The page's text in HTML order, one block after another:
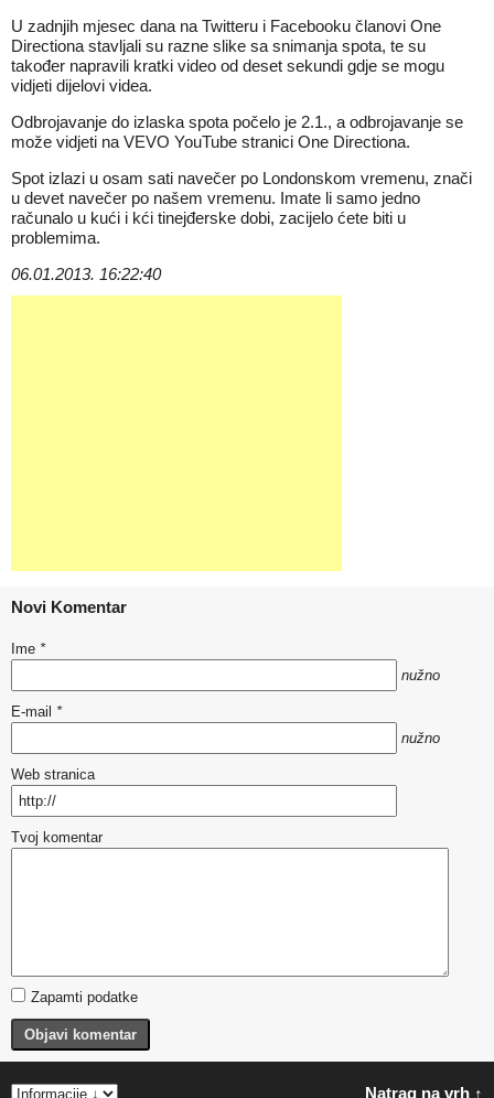
U zadnjih mjesec dana na Twitteru i Facebooku članovi One
Directiona stavljali su razne slike sa snimanja spota, te su
također napravili kratki video od deset sekundi gdje se mogu
vidjeti dijelovi videa.
Odbrojavanje do izlaska spota počelo je 2.1., a odbrojavanje se
može vidjeti na VEVO YouTube stranici One Directiona.
Spot izlazi u osam sati navečer po Londonskom vremenu, znači
u devet navečer po našem vremenu. Imate li samo jedno
računalo u kući i kći tinejđerske dobi, zacijelo ćete biti u
problemima.
06.01.2013. 16:22:40
Novi Komentar
Ime *
nužno
E-mail *
nužno
Web stranica
Tvoj komentar
Zapamti podatke
Objavi komentar
Natrag na vrh ↑